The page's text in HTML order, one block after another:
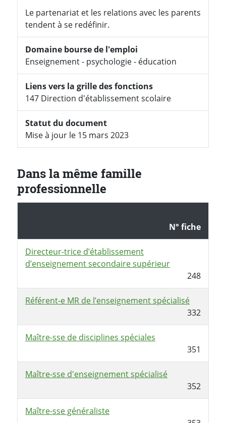
Le partenariat et les relations avec les parents
tendent à se redéfinir.
Domaine bourse de l'emploi
Enseignement - psychologie - éducation
Liens vers la grille des fonctions
147 Direction d'établissement scolaire
Statut du document
Mise à jour le 15 mars 2023
Dans la même famille
professionnelle
N° fiche
Directeur-trice d’établissement
d’enseignement secondaire supérieur
248
Référent-e MR de l’enseignement spécialisé
332
Maître-sse de disciplines spéciales
351
Maître-sse d'enseignement spécialisé
352
Maître-sse généraliste